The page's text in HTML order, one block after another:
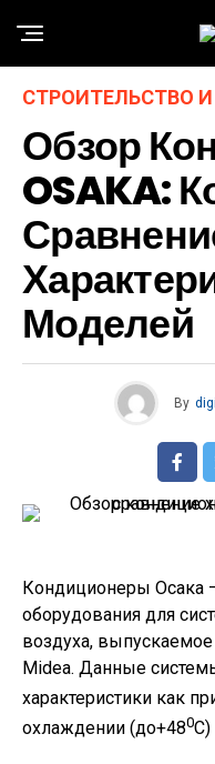
СТРОИТЕЛЬСТВО
Обзор
OSAKA:
Моделей
By
Кондиционеры Осака
оборудования для
воздуха,
Midea. Данные
характеристики как
охлаждении (до+480С)